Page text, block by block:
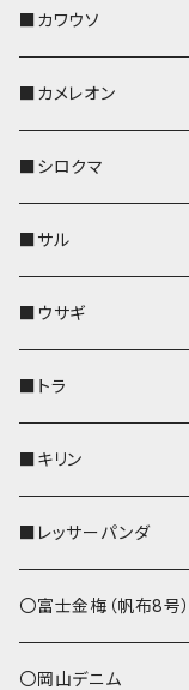
その他
靴下・ミニタオル
その他
財布
靴下・ミニタオル
その他
ペットボトルホルダー
スマホケース
財布
靴下・ミニタオル
その他
ペンホルダー
靴下・ミニタオル
財布
その他
ペンホルダー
レザートレイ
財布
靴下・ミニタオル
その他
帆布・デニム
KONBU
コインケース
AppleWatchバンド
ペットボトルホルダー
ペンホルダー
靴下・ミニタオル
財布
その他
ペンホルダー
ペットボトルホルダー
AppleWatchバンド
財布
その他
ペットボトルホルダー
キーケース
名刺入れ・カードケース
AppleWatchバンド
財布
キーケース
ペンホルダー
IDカードケース
ペットボトルホルダー
その他
リール付きストラップ
リールのみ
ストラップ付
コインケース
名刺入れ
AppleWatchバンド
メガネケース
財布
名刺入れ・カードケース
メガネケース
リール付きストラップ
リールのみ
ストラップ付
ペットボトルホルダー
キーケース
ペンホルダー
AppleWatchバンド
L字ファスナー財布
その他
コインケース
メガネケース
名刺入れ
財布
Apple Watchバンド
■カワウソ
■カメレオン
■シロクマ
■サル
■ウサギ
■トラ
■キリン
■レッサーパンダ
〇富士金梅（帆布8号）
〇岡山デニム